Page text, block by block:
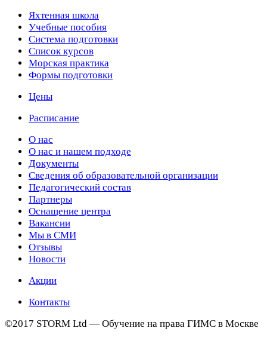
Яхтенная школа
Учебные пособия
Cистема подготовки
Список курсов
Морская практика
Формы подготовки
Цены
Расписание
О нас
О нас и нашем подходе
Документы
Сведения об образовательной организации
Педагогический состав
Партнеры
Оснащение центра
Вакансии
Мы в СМИ
Отзывы
Новости
Акции
Контакты
©2017 STORM Ltd — Обучение на права ГИМС в Москве